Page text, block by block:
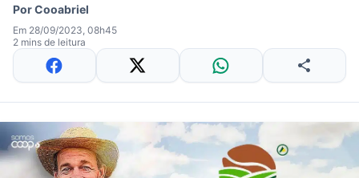
PorCooabriel
Em 28/09/2023, 08h45
2 mins de leitura